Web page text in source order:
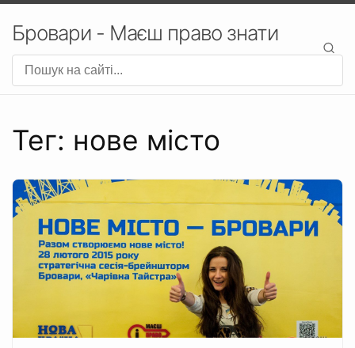
Бровари - Маєш право знати
Тег: нове місто